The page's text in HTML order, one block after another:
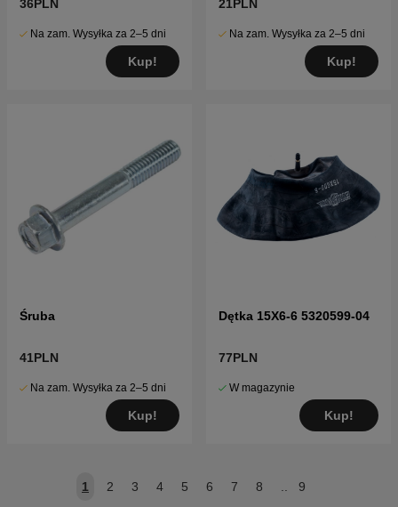
36PLN
Na zam. Wysyłka za 2–5 dni
Kup!
21PLN
Na zam. Wysyłka za 2–5 dni
Kup!
Śruba
41PLN
Na zam. Wysyłka za 2–5 dni
Kup!
Dętka 15X6-6 5320599-04
77PLN
W magazynie
Kup!
1 2 3 4 5 6 7 8 .. 9